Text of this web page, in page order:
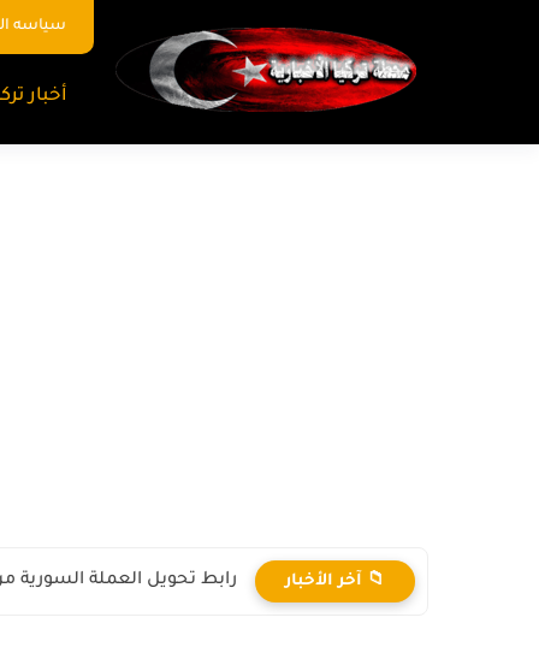
سياسه
أخبار
📁 آخر الأخبار رابط تحويل العملة السورية من